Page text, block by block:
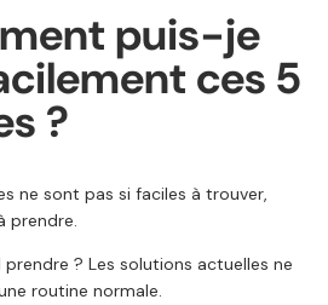
puis-je
ces 5
?
ne sont pas si faciles à trouver,
prendre.
? Les solutions actuelles ne
routine normale.